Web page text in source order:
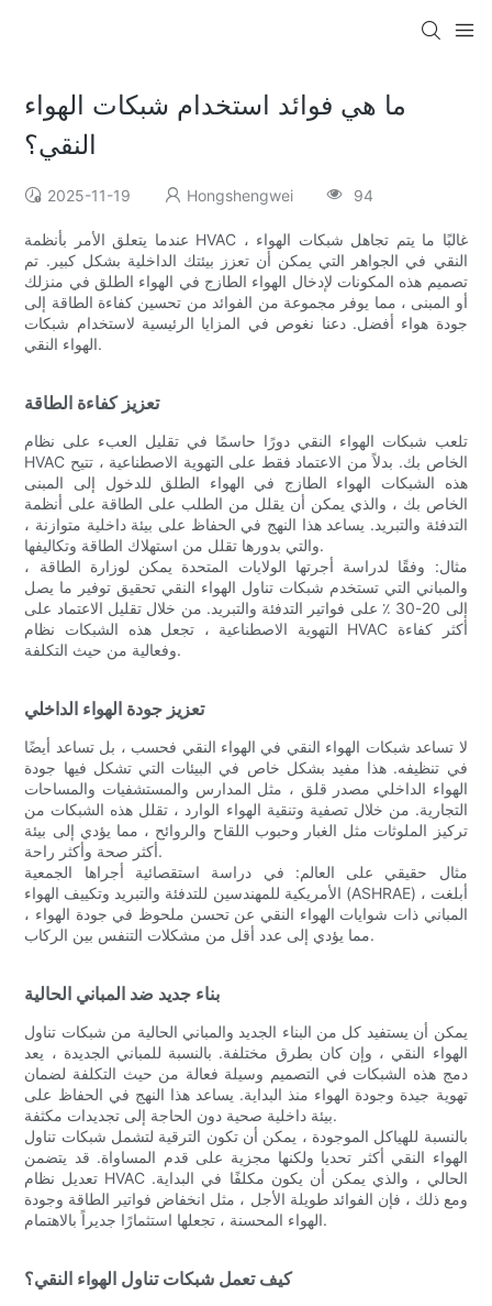
ما هي فوائد استخدام شبكات الهواء
النقي؟
2025-11-19 Hongshengwei 94
عندما يتعلق الأمر بأنظمة HVAC ، غالبًا ما يتم تجاهل شبكات الهواء
النقي في الجواهر التي يمكن أن تعزز بيئتك الداخلية بشكل كبير. تم
تصميم هذه المكونات لإدخال الهواء الطازج في الهواء الطلق في منزلك
أو المبنى ، مما يوفر مجموعة من الفوائد من تحسين كفاءة الطاقة إلى
جودة هواء أفضل. دعنا نغوص في المزايا الرئيسية لاستخدام شبكات
الهواء النقي.
تعزيز كفاءة الطاقة
تلعب شبكات الهواء النقي دورًا حاسمًا في تقليل العبء على نظام
HVAC الخاص بك. بدلاً من الاعتماد فقط على التهوية الاصطناعية ، تتيح
هذه الشبكات الهواء الطازج في الهواء الطلق للدخول إلى المبنى
الخاص بك ، والذي يمكن أن يقلل من الطلب على الطاقة على أنظمة
التدفئة والتبريد. يساعد هذا النهج في الحفاظ على بيئة داخلية متوازنة ،
والتي بدورها تقلل من استهلاك الطاقة وتكاليفها.
مثال: وفقًا لدراسة أجرتها الولايات المتحدة يمكن لوزارة الطاقة ،
والمباني التي تستخدم شبكات تناول الهواء النقي تحقيق توفير ما يصل
إلى 20-30 ٪ على فواتير التدفئة والتبريد. من خلال تقليل الاعتماد على
التهوية الاصطناعية ، تجعل هذه الشبكات نظام HVAC أكثر كفاءة
وفعالية من حيث التكلفة.
تعزيز جودة الهواء الداخلي
لا تساعد شبكات الهواء النقي في الهواء النقي فحسب ، بل تساعد أيضًا
في تنظيفه. هذا مفيد بشكل خاص في البيئات التي تشكل فيها جودة
الهواء الداخلي مصدر قلق ، مثل المدارس والمستشفيات والمساحات
التجارية. من خلال تصفية وتنقية الهواء الوارد ، تقلل هذه الشبكات من
تركيز الملوثات مثل الغبار وحبوب اللقاح والروائح ، مما يؤدي إلى بيئة
أكثر صحة وأكثر راحة.
مثال حقيقي على العالم: في دراسة استقصائية أجراها الجمعية
الأمريكية للمهندسين للتدفئة والتبريد وتكييف الهواء (ASHRAE) ، أبلغت
المباني ذات شوايات الهواء النقي عن تحسن ملحوظ في جودة الهواء ،
مما يؤدي إلى عدد أقل من مشكلات التنفس بين الركاب.
بناء جديد ضد المباني الحالية
يمكن أن يستفيد كل من البناء الجديد والمباني الحالية من شبكات تناول
الهواء النقي ، وإن كان بطرق مختلفة. بالنسبة للمباني الجديدة ، يعد
دمج هذه الشبكات في التصميم وسيلة فعالة من حيث التكلفة لضمان
تهوية جيدة وجودة الهواء منذ البداية. يساعد هذا النهج في الحفاظ على
بيئة داخلية صحية دون الحاجة إلى تجديدات مكثفة.
بالنسبة للهياكل الموجودة ، يمكن أن تكون الترقية لتشمل شبكات تناول
الهواء النقي أكثر تحديا ولكنها مجزية على قدم المساواة. قد يتضمن
تعديل نظام HVAC الحالي ، والذي يمكن أن يكون مكلفًا في البداية.
ومع ذلك ، فإن الفوائد طويلة الأجل ، مثل انخفاض فواتير الطاقة وجودة
الهواء المحسنة ، تجعلها استثمارًا جديراً بالاهتمام.
كيف تعمل شبكات تناول الهواء النقي؟